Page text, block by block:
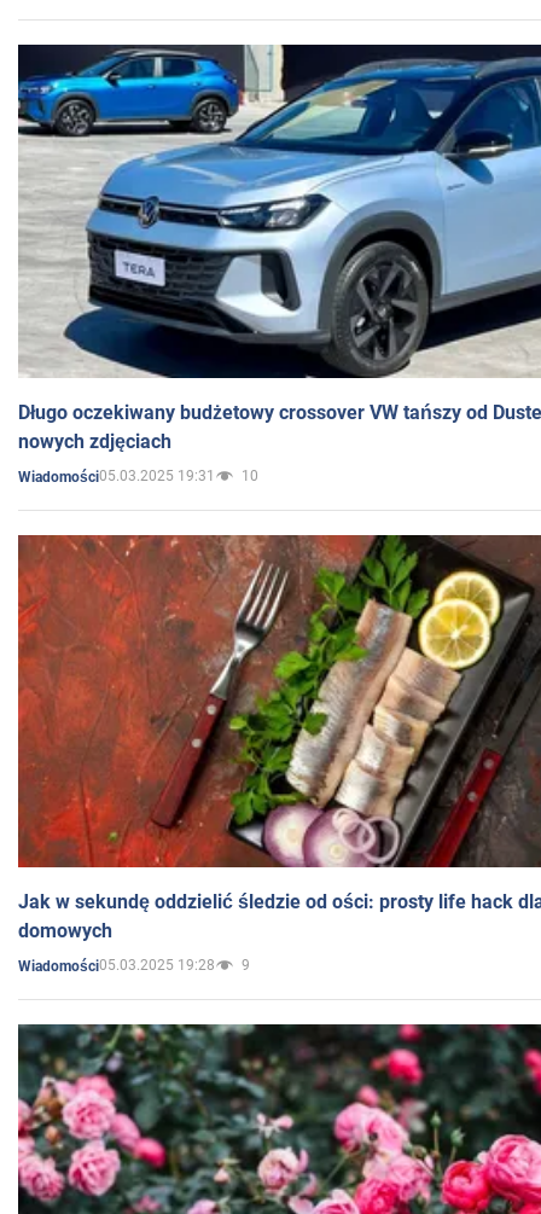
Długo oczekiwany budżetowy crossover VW tańszy od
nowych zdjęciach
Wiadomości05.03.2025 19:31 10
Jak w sekundę oddzielić śledzie od ości: prosty life hack
domowych
Wiadomości05.03.2025 19:28 9